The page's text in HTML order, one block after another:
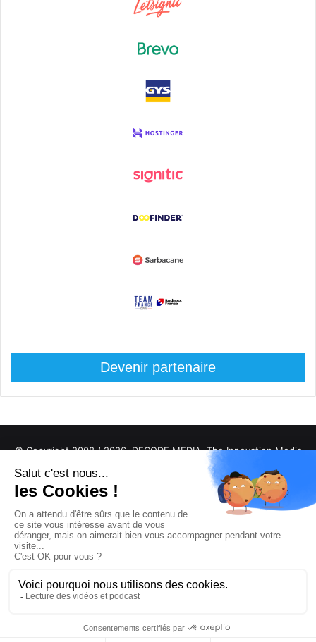
Devenir partenaire
© Copyright 2008 / 2026,DECODE MEDIA, The Innovation Media
Company.
All Rights Reserved
TwitterRSS